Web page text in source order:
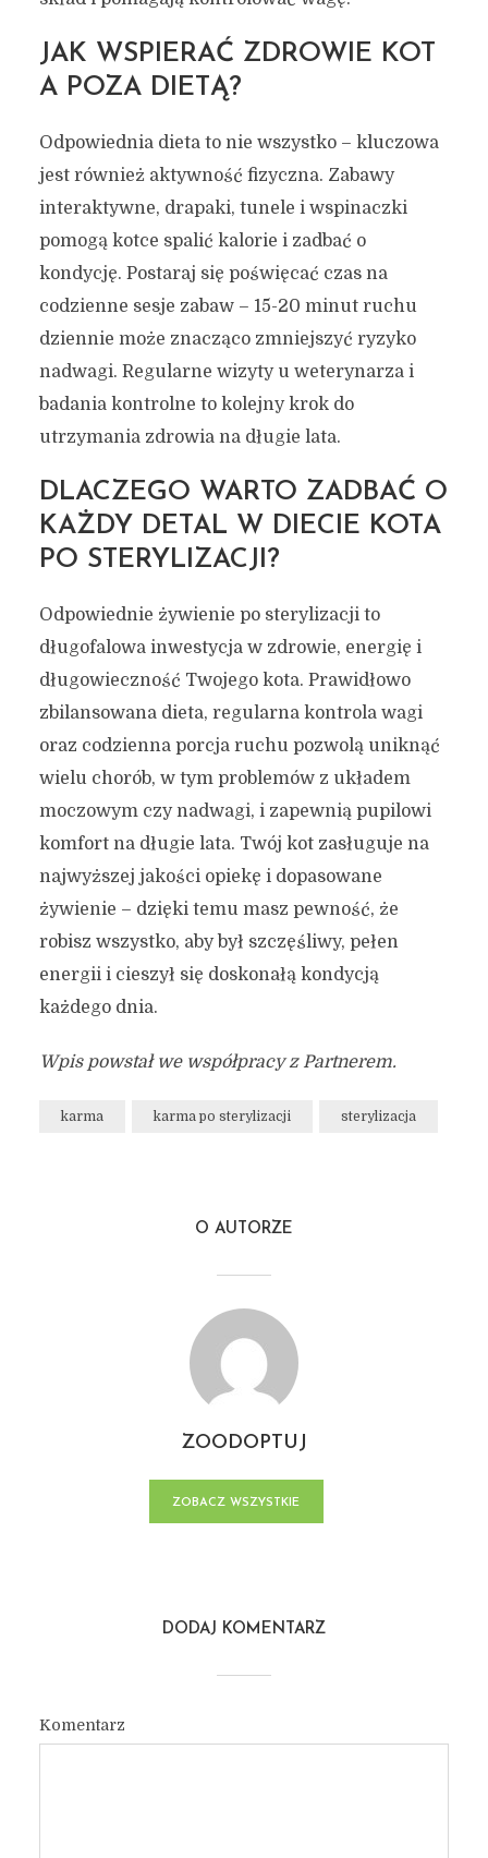
JAK WSPIERAĆ ZDROWIE KOT
A POZA DIETĄ?
Odpowiednia dieta to nie wszystko – kluczowa
jest również aktywność fizyczna. Zabawy
interaktywne, drapaki, tunele i wspinaczki
pomogą kotce spalić kalorie i zadbać o
kondycję. Postaraj się poświęcać czas na
codzienne sesje zabaw – 15-20 minut ruchu
dziennie może znacząco zmniejszyć ryzyko
nadwagi. Regularne wizyty u weterynarza i
badania kontrolne to kolejny krok do
utrzymania zdrowia na długie lata.
DLACZEGO WARTO ZADBAĆ O
KAŻDY DETAL W DIECIE KOTA
PO STERYLIZACJI?
Odpowiednie żywienie po sterylizacji to
długofalowa inwestycja w zdrowie, energię i
długowieczność Twojego kota. Prawidłowo
zbilansowana dieta, regularna kontrola wagi
oraz codzienna porcja ruchu pozwolą uniknąć
wielu chorób, w tym problemów z układem
moczowym czy nadwagi, i zapewnią pupilowi
komfort na długie lata. Twój kot zasługuje na
najwyższej jakości opiekę i dopasowane
żywienie – dzięki temu masz pewność, że
robisz wszystko, aby był szczęśliwy, pełen
energii i cieszył się doskonałą kondycją
każdego dnia.
Wpis powstał we współpracy z Partnerem.
karma karma po sterylizacji sterylizacja
O AUTORZE
ZOODOPTUJ
ZOBACZ WSZYSTKIE
DODAJ KOMENTARZ
Komentarz